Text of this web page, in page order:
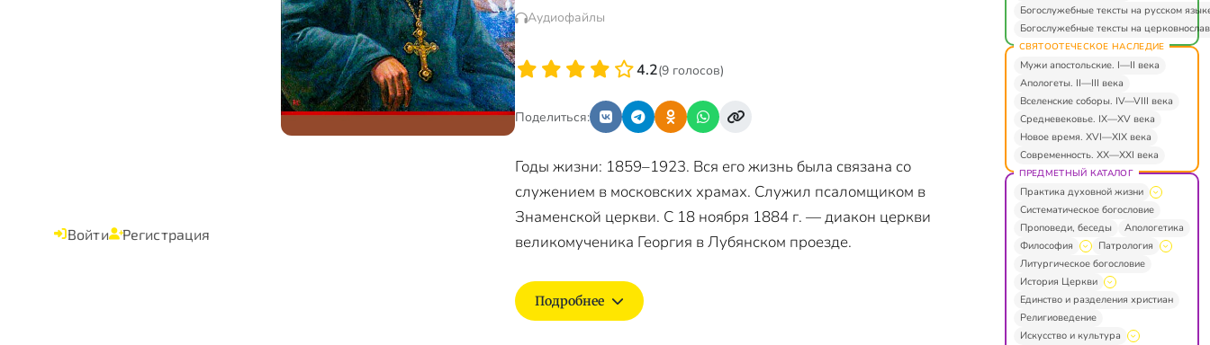
Войти Регистрация
Аудиофайлы
4.2(9 голосов)
Поделиться:
Годы жизни: 1859–1923. Вся его жизнь была связана со
служением в московских храмах. Служил псаломщиком в
Знаменской церкви. С 18 ноября 1884 г. — диакон церкви
великомученика Георгия в Лубянском проезде.
Подробнее
Богослужебные тексты на русском
Богослужебные тексты на
СВЯТООТЕЧЕСКОЕ НАСЛЕДИЕ
Мужи апостольские. I—II века
Апологеты. II—III века
Вселенские соборы. IV—VIII века
Средневековье. IX—XV века
Новое время. XVI—XIX века
Современность. XX—XXI века
ПРЕДМЕТНЫЙ КАТАЛОГ
Практика духовной жизни
Систематическое богословие
Проповеди, беседы
Апологетика
Философия
Патрология
Литургическое богословие
История Церкви
Единство и разделения христиан
Религиоведение
Искусство и культура